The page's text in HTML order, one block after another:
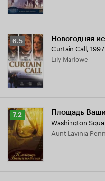
Рейтинг
Кинопоиска
6.5
6.5 Новогодняя
Curtain Call, 1997
Lily Marlowe
Рейтинг
Кинопоиска
7.2
7.2 Площадь
Washington
Aunt Lavinia